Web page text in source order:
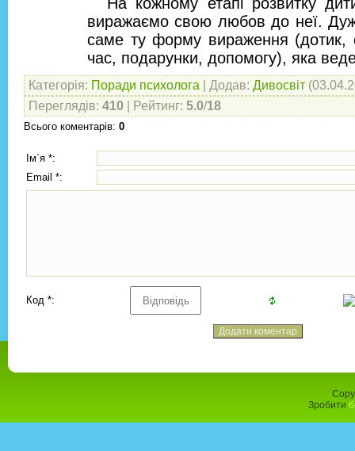
виражаємо свою любов до неї.
саме ту форму вираження (дотик,
час, подарунки, допомогу), яка
Категорія: Поради психолога Додав: Дивосвіт
Переглядів: 410 Рейтинг: 5.0/18
Всього коментарів: 0
Ім`я *:
Email *:
Код *:
Зробити